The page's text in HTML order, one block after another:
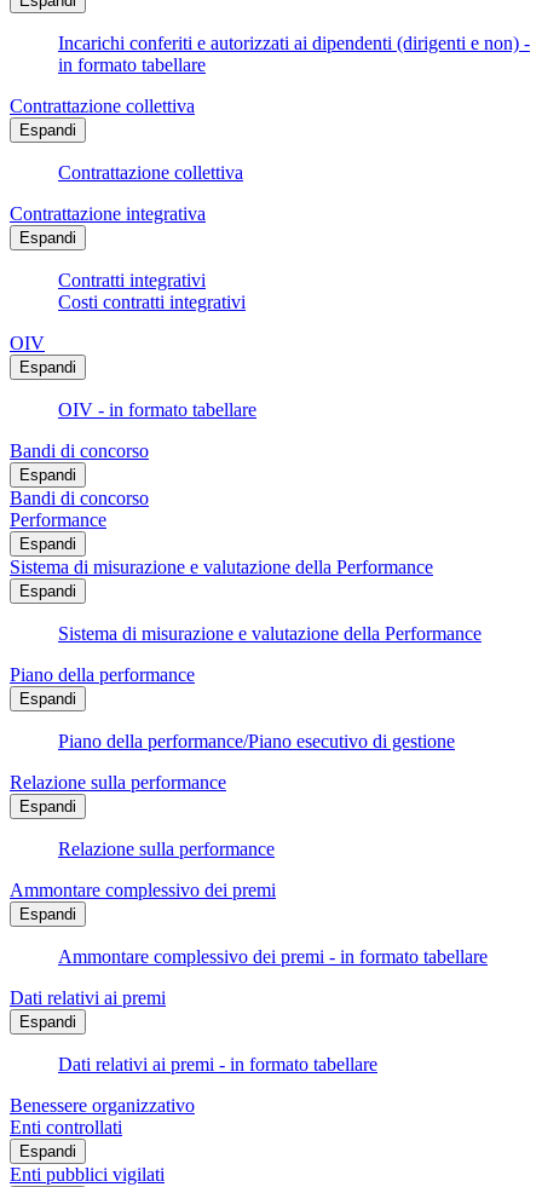
Incarichi conferiti e autorizzati ai dipendenti (dirigenti e non) -
in formato tabellare
Contrattazione collettiva
Espandi
Contrattazione collettiva
Contrattazione integrativa
Espandi
Contratti integrativi
Costi contratti integrativi
OIV
Espandi
OIV - in formato tabellare
Bandi di concorso
Espandi
Bandi di concorso
Performance
Espandi
Sistema di misurazione e valutazione della Performance
Espandi
Sistema di misurazione e valutazione della Performance
Piano della performance
Espandi
Piano della performance/Piano esecutivo di gestione
Relazione sulla performance
Espandi
Relazione sulla performance
Ammontare complessivo dei premi
Espandi
Ammontare complessivo dei premi - in formato tabellare
Dati relativi ai premi
Espandi
Dati relativi ai premi - in formato tabellare
Benessere organizzativo
Enti controllati
Espandi
Enti pubblici vigilati